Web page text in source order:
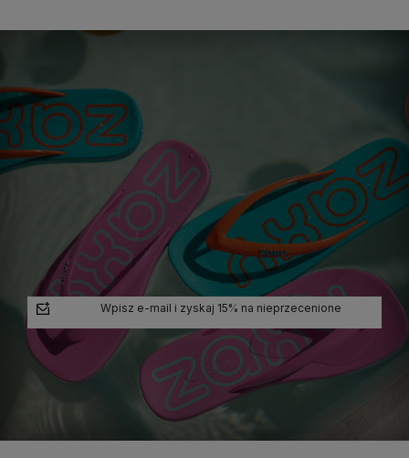
Wpisz e-mail i zyskaj 15% na nieprzecenione